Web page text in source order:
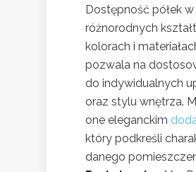
Dostępność półek w
różnorodnych
kolorach i
pozwala na
do indywidualnych
oraz stylu wnętrza.
one eleganckim
który podkreśli
danego